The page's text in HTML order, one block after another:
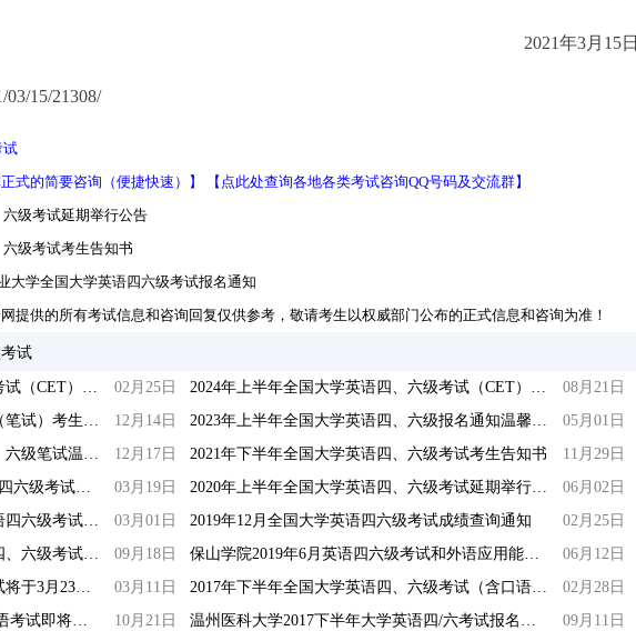
2021年3月15日
03/15/21308/
试
式的简要咨询（便捷快速）】
【点此处查询各地各类考试咨询QQ号码及交流群】
级考试延期举行公告
级考试考生告知书
大学全国大学英语四六级考试报名通知
提供的所有考试信息和咨询回复仅供参考，敬请考生以权威部门公布的正式信息和咨询为准！
试
2024年下半年全国大学英语四、六级考试（CET）成绩查询有关安排 02月25日 2024年上半年全国大学英语四、六级考试（CET）成绩查询有关安排
08月21日
2023年12月全国大学英语四六级考试（笔试）考生须知及诚信应考倡议书
12月14日 2023年上半年全国大学英语四、六级报名通知温馨提示
05月01日
2021年云南省下半年全国大学英语四、六级笔试温馨提示
12月17日 2021年下半年全国大学英语四、六级考试考生告知书
11月29日
2021年6月西南林业大学全国大学英语四六级考试报名通知
03月19日 2020年上半年全国大学英语四、六级考试延期举行公告
06月02日
云南省推迟2020年上半年全国大学英语四六级考试、网上报名通告
03月01日 2019年12月全国大学英语四六级考试成绩查询通知
02月25日
凯里学院2019年下半年全国大学英语四、六级考试报名工作通知
09月18日 保山学院2019年6月英语四六级考试和外语应用能力考试温馨提示
06月12日
四川省2019年上半年全国英语等级考试将于3月23日24日举行
03月11日 2017年下半年全国大学英语四、六级考试（含口语）成绩发布通知
02月28日
2017年江苏省全国大学英语四/六级口语考试即将报名通知
10月21日 温州医科大学2017下半年大学英语四/六考试报名工作通知 09月11日